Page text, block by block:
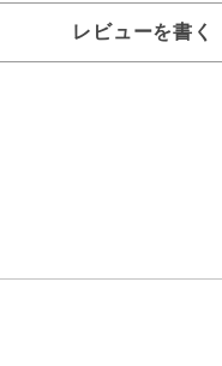
レビューを書く